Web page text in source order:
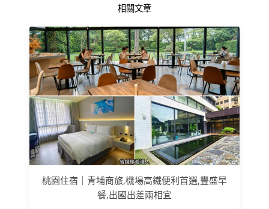
相關文章
桃園住宿｜青埔商旅,機場高鐵便利首選,豐盛早
餐,出國出差兩相宜